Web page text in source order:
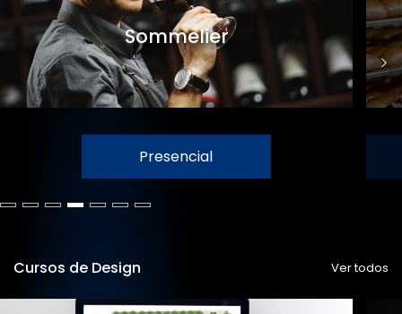
Sommelier
Presencial
Cursos de Design Ver todos